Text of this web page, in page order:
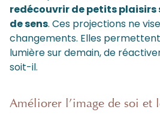
redécouvrir de petits plaisirs
de sens. Ces projections ne
changements. Elles
lumière sur demain, de
soit-il.
Améliorer l’image de soi et